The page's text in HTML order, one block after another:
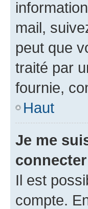
mail,
peut que
traité par
fournie,
Haut
Je me
Il est
compte.